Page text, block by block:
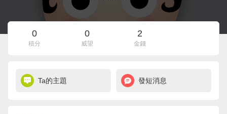
0
積分
0
威望
2
金錢
Ta的主題 發短消息